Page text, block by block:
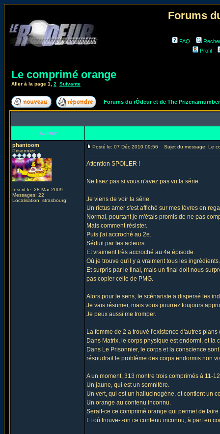
Forums
FAQ
Profil
Le comprimé orange
Aller à la page 1 2 Suivante
Forums du rÔdeur et de The
Auteur
phantoom
Prisonnier
Inscrit le: 28 Mar 2009
Messages: 22
Localisation: strasbourg
Posté le: 07 Déc 2010 09:56 Sujet du message: Le
Attention SPOILER !
Ne lisez pas si vous n'avez pas vu la série.
Je viens de voir la série.
Un rictus amer s'est affiché sur mes lèvres en
Normal, pourtant je m'étais promis de ne pas
Mais comment résister.
Puis j'ai accroché au 2e.
Séduit par les acteurs.
Et vraiment très accroché au 4e épisode.
Où je trouve qu'il y a vraiment tous les ingrédients.
Et surpris par le final, mais un final doit nous
pas copier celle de PMG.
Alors pour le sens, le scénariste a dispersé les
Je vais résumer, mais vous pourrez toujours
Je peux aussi me tromper.
La femme de 2 a trouvé l'existence d'autres plans
Dans Matrix, le corps physique est endormi, et
Dans Le Prisonnier, le corps et la conscience
résoudrait le problème des corps endormis non
A un moment, 313 montre trois comprimés à 11-
Un jaune, qui est un somnifère.
Un vert, qui est un hallucinogène, et contient un
Un orange au contenu inconnu.
Serait-ce ce comprimé orange qui permet de
Et où trouve-t-on ce contenu inconnu, à part en